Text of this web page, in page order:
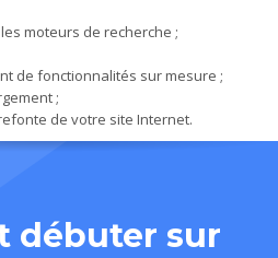
moteurs de recherche ;
de fonctionnalités sur mesure ;
;
de votre site Internet.
débuter sur